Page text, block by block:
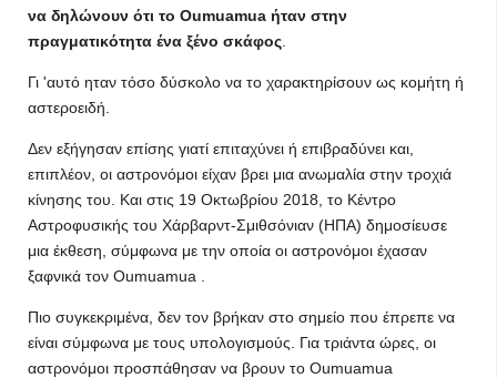
να δηλώνουν ότι το Oumuamua ήταν στην
πραγματικότητα ένα ξένο σκάφος
Γι 'αυτό ηταν τόσο δύσκολο να το χαρακτηρίσουν ως κομήτη ή
αστεροειδή.
Δεν εξήγησαν επίσης γιατί επιταχύνει ή επιβραδύνει και,
επιπλέον, οι αστρονόμοι είχαν βρει μια ανωμαλία στην τροχιά
κίνησης του. Και στις 19 Οκτωβρίου 2018, το Κέντρο
Αστροφυσικής του Χάρβαρντ-Σμιθσόνιαν (ΗΠΑ) δημοσίευσε
μια έκθεση, σύμφωνα με την οποία οι αστρονόμοι έχασαν
ξαφνικά τον Oumuamua .
Πιο συγκεκριμένα, δεν τον βρήκαν στο σημείο που έπρεπε να
είναι σύμφωνα με τους υπολογισμούς. Για τριάντα ώρες, οι
αστρονόμοι προσπάθησαν να βρουν το Oumuamua